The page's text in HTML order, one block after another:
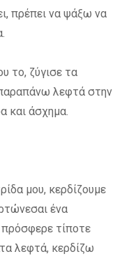
πρέπει να ψάξω να
το, ζύγισε τα
λεφτά στην
και άσχημα.
μου, κερδίζουμε
ένα
τίποτε
λεφτά, κερδίζω